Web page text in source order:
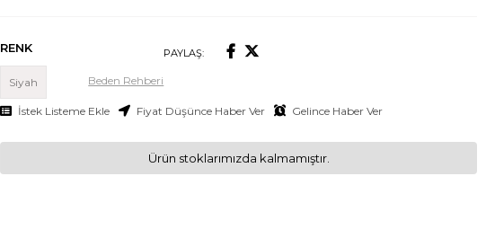
RENK
Siyah Beden Rehberi
PAYLAŞ:
İstek Listeme Ekle Fiyat Düşünce Haber Ver Gelince Haber Ver
Ürün stoklarımızda kalmamıştır.